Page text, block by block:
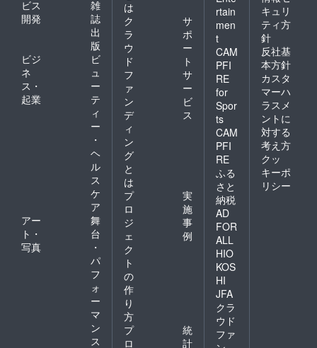
ビス
開発
雑
誌
出
版
ビジ
ネ
ス・
起業
ビ
ュ
ー
テ
ィ
ー
・
ヘ
ル
ス
ケ
ア
アー
ト・
写真
舞
台
・
パ
フ
ォ
ー
マ
ン
ス
は
ク
ラ
ウ
ド
フ
ァ
ン
デ
ィ
ン
グ
と
は
サ
ポ
ー
ト
サ
ー
ビ
ス
プ
ロ
ジ
ェ
ク
ト
の
作
り
方
実
施
事
例
プ
ロ
統
計
rtain
men
t
CAM
PFI
RE
for
Spor
ts
CAM
PFI
RE
ふる
さと
納税
AD
FOR
ALL
HIO
KOS
HI
JFA
クラ
ウド
ファ
キュリ
ティ方
針
反社基
本方針
カスタ
マーハ
ラスメ
ントに
対する
考え方
クッ
キーポ
リシー